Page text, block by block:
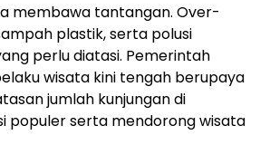
membawa tantangan. Over-
plastik, serta polusi
perlu diatasi. Pemerintah
wisata kini tengah berupaya
jumlah kunjungan di
populer serta mendorong wisata